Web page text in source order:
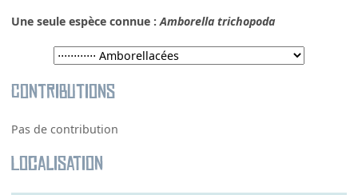
Une seule espèce connue :Amborella trichopoda
Contributions
Pas de contribution
Localisation